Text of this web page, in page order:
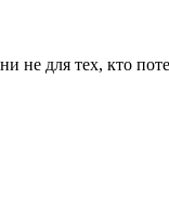
не для тех, кто